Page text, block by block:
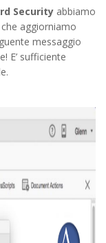
Security abbiamo
aggiorniamo
messaggio
E’ sufficiente